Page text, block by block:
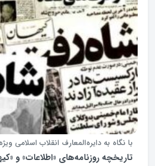
با نگاه به دایره‌المعارف انقلاب اسلامی
تاریخچه روزنامه‌های «اطلاعات» و